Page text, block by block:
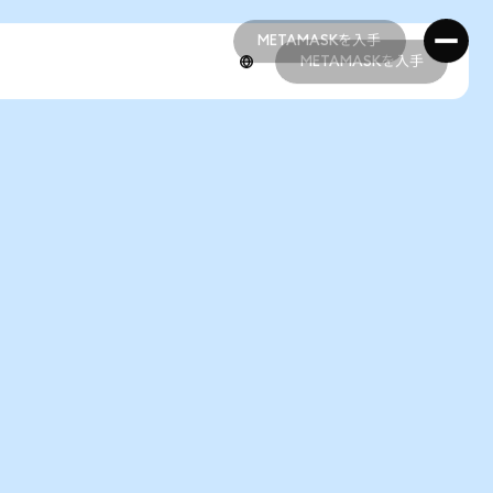
METAMASKを入手
METAMASKを入手
METAMASKを入手